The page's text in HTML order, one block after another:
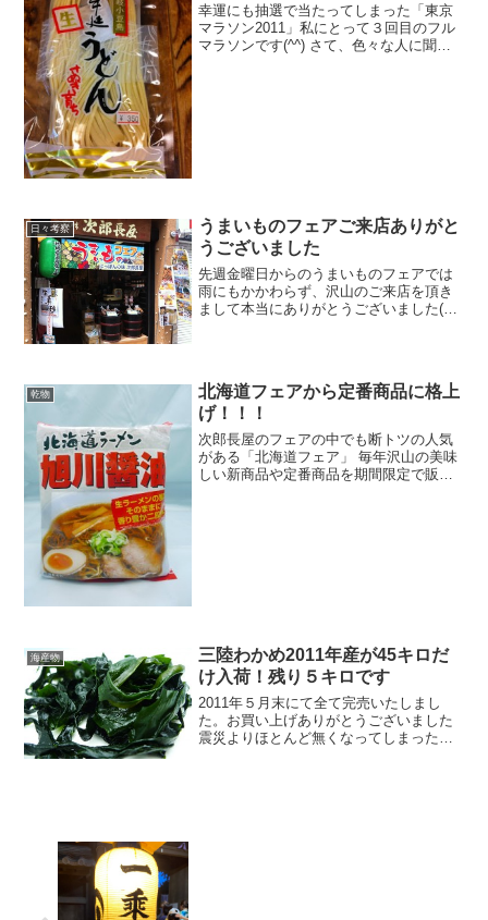
幸運にも抽選で当たってしまった「東京
マラソン2011」私にとって３回目のフル
マラソンです(^^) さて、色々な人に聞い
日々考察
うまいものフェアご来店ありがと
うございました
先週金曜日からのうまいものフェアでは
雨にもかかわらず、沢山のご来店を頂き
まして本当にありがとうございました(^^)
客様もいらっしゃ...
乾物
北海道フェアから定番商品に格上
げ！！！
次郎長屋のフェアの中でも断トツの人気
がある「北海道フェア」 毎年沢山の美味
しい新商品や定番商品を期間限定で販売
海産物
三陸わかめ2011年産が45キロだ
け入荷！残り５キロです
2011年５月末にて全て完売いたしまし
た。お買い上げありがとうございました
震災よりほとんど無くなってしまった三